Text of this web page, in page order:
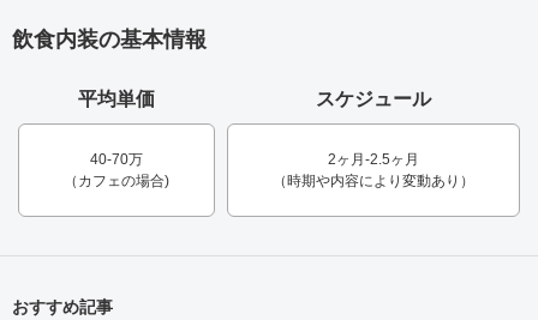
飲食内装の基本情報
平均単価
40-70万
（カフェの場合)
スケジュール
2ヶ月-2.5ヶ月
（時期や内容により変動あり）
おすすめ記事